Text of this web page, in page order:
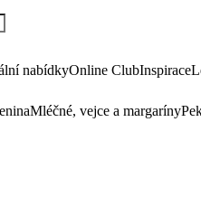
nabídkyOnline ClubInspirace
Mléčné, vejce a margaríny